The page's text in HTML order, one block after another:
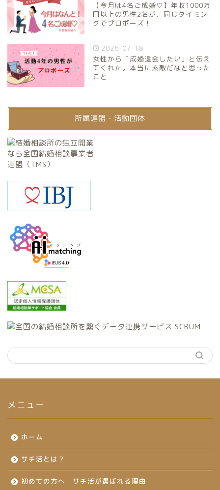
【今月は4名ご成婚♡】年収1000万
円以上の男性2名が、同じタイミン
グでプロポーズ！
2026-07-18
女性から「成婚退会したい」と伝え
てくれた。本当に素敵だなと思った
こと
所属連盟・活動団体
メニュー
ホーム
サチ活とは？
初めての方へ サチ活が選ばれる理由